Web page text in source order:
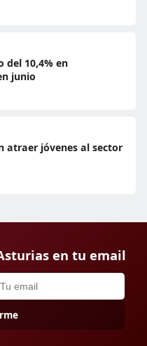
10,4% en
junio
atraer jóvenes al sector
en tu email